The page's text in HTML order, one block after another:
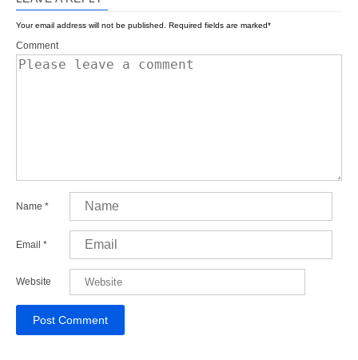
Your email address will not be published. Required fields are marked*
Comment
Name *
Email *
Website